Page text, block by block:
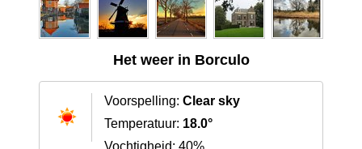
Het weer in Borculo
Voorspelling: Clear sky
Temperatuur: 18.0°